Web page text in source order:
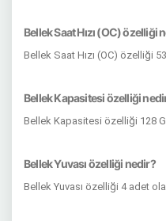
Bellek Saat Hızı (OC) özelliği
Bellek Saat Hızı (OC) özelliği
Bellek Kapasitesi özelliği
Bellek Kapasitesi özelliği 128
Bellek Yuvası özelliği nedir?
Bellek Yuvası özelliği 4 adet